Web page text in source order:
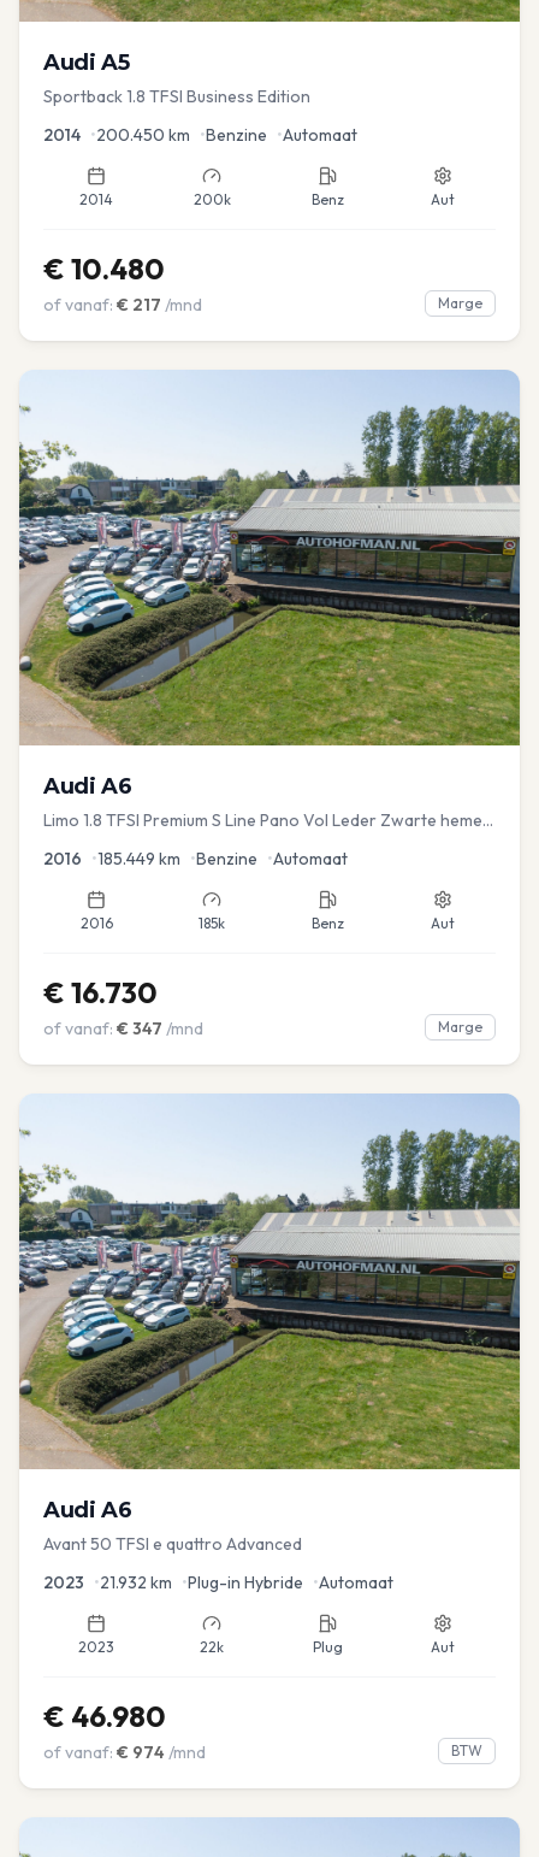
Audi A5
Sportback 1.8 TFSI Business Edition
2014 •200.450 km •Benzine •Automaat
2014 200k Benz Aut
€ 10.480
of vanaf: € 217 /mnd Marge
Audi A6
Limo 1.8 TFSI Premium S Line Pano Vol Leder Zwarte hemel
2016 •185.449 km •Benzine •Automaat
2016 185k Benz Aut
€ 16.730
of vanaf: € 347 /mnd Marge
Audi A6
Avant 50 TFSI e quattro Advanced
2023 •21.932 km •Plug-in Hybride •Automaat
2023 22k Plug Aut
€ 46.980
of vanaf: € 974 /mnd BTW